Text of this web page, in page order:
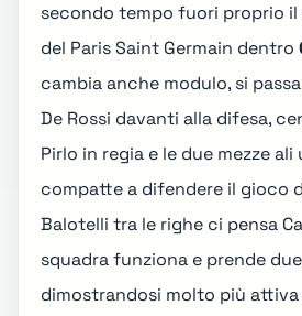
secondo tempo fuori proprio
del Paris Saint Germain dentro
cambia anche modulo, si
De Rossi davanti alla difesa,
Pirlo in regia e le due mezze ali
compatte a difendere il gioco
Balotelli tra le righe ci pensa
squadra funziona e prende
dimostrandosi molto più attiva